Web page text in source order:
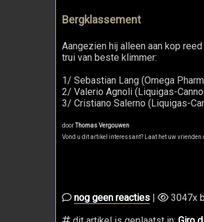
Bergklassement
Aangezien hij alleen aan kop
trui van beste klimmer:
1/ Sebastian Lang (Omega
2/ Valerio Agnoli (Liquigas-
3/ Cristiano Salerno (Liquigas-
doorThomas Vergouwen
Vond u dit artikel interessant? Laat het uw vrienden
nog geen reacties
3047x